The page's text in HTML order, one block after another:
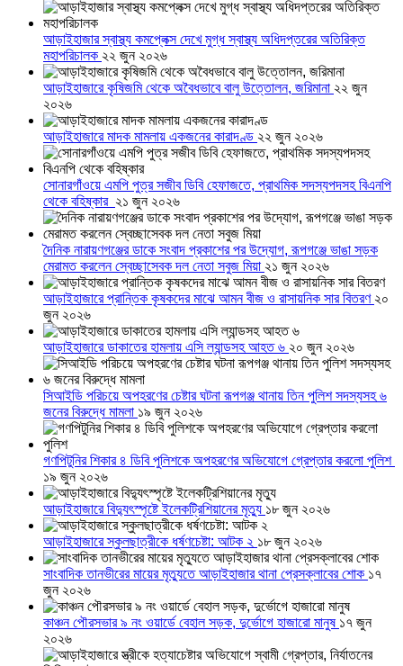
আড়াইহাজার স্বাস্থ্য কমপ্লেক্স দেখে মুগ্ধ স্বাস্থ্য অধিদপ্তরের অতিরিক্ত
মহাপরিচালক ২২ জুন ২০২৬
আড়াইহাজারে কৃষিজমি থেকে অবৈধভাবে বালু উত্তোলন, জরিমানা ২২ জুন
২০২৬
আড়াইহাজারে মাদক মামলায় একজনের কারাদণ্ড ২২ জুন ২০২৬
সোনারগাঁওয়ে এমপি পুত্র সজীব ডিবি হেফাজতে, প্রাথমিক সদস্যপদসহ বিএনপি
থেকে বহিষ্কার ২১ জুন ২০২৬
দৈনিক নারায়ণগঞ্জের ডাকে সংবাদ প্রকাশের পর উদ্যোগ, রূপগঞ্জে ভাঙা সড়ক
মেরামত করলেন স্বেচ্ছাসেবক দল নেতা সবুজ মিয়া ২১ জুন ২০২৬
আড়াইহাজারে প্রান্তিক কৃষকদের মাঝে আমন বীজ ও রাসায়নিক সার বিতরণ ২০
জুন ২০২৬
আড়াইহাজারে ডাকাতের হামলায় এসি ল্যান্ডসহ আহত ৬ ২০ জুন ২০২৬
সিআইডি পরিচয়ে অপহরণের চেষ্টার ঘটনা রূপগঞ্জ থানায় তিন পুলিশ সদস্যসহ ৬
জনের বিরুদ্ধে মামলা ১৯ জুন ২০২৬
গণপিটুনির শিকার ৪ ডিবি পুলিশকে অপহরণের অভিযোগে গ্রেপ্তার করলো পুলিশ
১৯ জুন ২০২৬
আড়াইহাজারে বিদ্যুৎস্পৃষ্টে ইলেকট্রিশিয়ানের মৃত্যু ১৮ জুন ২০২৬
আড়াইহাজারে স্কুলছাত্রীকে ধর্ষণচেষ্টা: আটক ২ ১৮ জুন ২০২৬
সাংবাদিক তানভীরের মায়ের মৃত্যুতে আড়াইহাজার থানা প্রেসক্লাবের শোক ১৭
জুন ২০২৬
কাঞ্চন পৌরসভার ৯ নং ওয়ার্ডে বেহাল সড়ক, দুর্ভোগে হাজারো মানুষ ১৭ জুন
২০২৬